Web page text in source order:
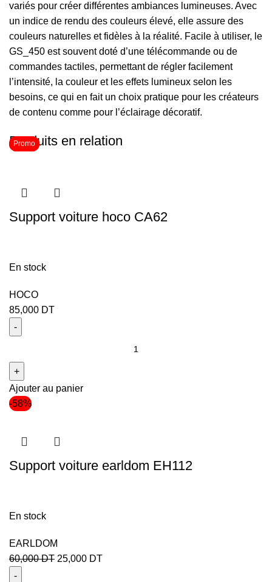
variés pour créer différentes ambiances lumineuses. Avec
un indice de rendu des couleurs élevé, elle assure des
couleurs naturelles et fidèles à la réalité. Facile à utiliser, le
GS_450 est souvent doté d’une télécommande ou de
commandes tactiles, permettant de régler facilement
l’intensité, la couleur et les effets lumineux selon les
besoins, ce qui en fait un choix pratique pour les créateurs
de contenu comme pour l’éclairage décoratif.
Produits en relation
Support voiture hoco CA62
En stock
HOCO
85,000 DT
Ajouter au panier
-58%
Promo
Support voiture earldom EH112
En stock
EARLDOM
60,000DT 25,000 DT
Promo